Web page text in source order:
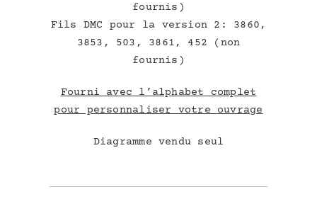
fournis)
Fils DMC pour la version 2: 3860,
3853, 503, 3861, 452 (non
fournis)
Fourni avec l’alphabet complet
pour personnaliser votre ouvrage
Diagramme vendu seul